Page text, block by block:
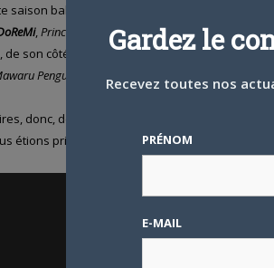
saison balnéaire transpire du talent du futur
,Princesse TutuetKeroro, aujourd’hui en
de son côté, partagera l’aventureSailor Moon
Penguindrum
donc, de redécouvrir la merveille d’animation
étions privés pour raisons bassement
Gardez le
Recevez toutes nos
PRÉNOM
E-MAIL